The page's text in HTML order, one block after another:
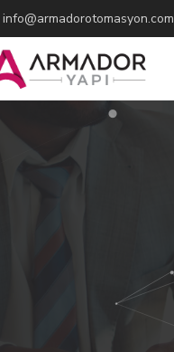
info@armadorotomasyon.com